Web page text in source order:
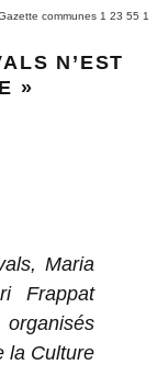
communes 1 23 55 1
N’EST
»
Maria
Frappat
la Culture